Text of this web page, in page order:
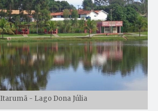
Itarumã - Lago Dona Júlia